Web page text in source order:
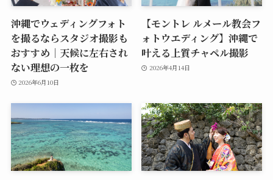
沖縄でウェディングフォト
を撮るならスタジオ撮影も
おすすめ｜天候に左右され
ない理想の一枚を
2026年6月10日
【モントレ ルメール教会フ
ォトウエディング】沖縄で
叶える上質チャペル撮影
2026年4月14日